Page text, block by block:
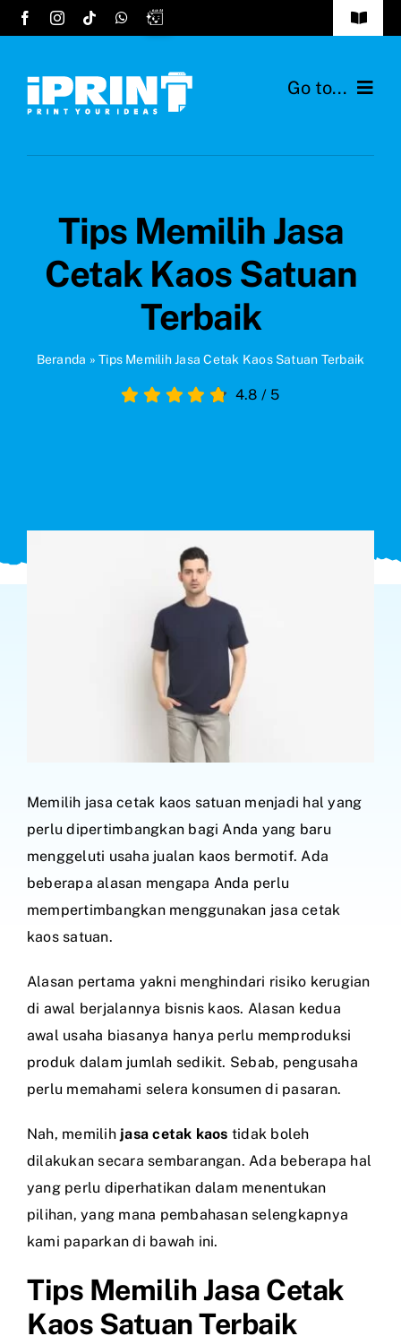
Skip
to
Toggle
FAQs
Cara Order
Hubungi Kami
Go to...
Desain Hijab
Tips Memilih Jasa
Cetak Kaos Satuan
Terbaik
Beranda »Tips Memilih Jasa Cetak Kaos Satuan Terbaik
4.8 / 5
Memilih jasa cetak kaos satuan menjadi hal yang
perlu dipertimbangkan bagi Anda yang baru
menggeluti usaha jualan kaos bermotif. Ada
beberapa alasan mengapa Anda perlu
mempertimbangkan menggunakan jasa cetak
kaos satuan.
Alasan pertama yakni menghindari risiko kerugian
di awal berjalannya bisnis kaos. Alasan kedua
awal usaha biasanya hanya perlu memproduksi
produk dalam jumlah sedikit. Sebab, pengusaha
perlu memahami selera konsumen di pasaran.
Nah, memilih jasa cetak kaos tidak boleh
dilakukan secara sembarangan. Ada beberapa hal
yang perlu diperhatikan dalam menentukan
pilihan, yang mana pembahasan selengkapnya
kami paparkan di bawah ini.
Tips Memilih Jasa Cetak
Kaos Satuan Terbaik